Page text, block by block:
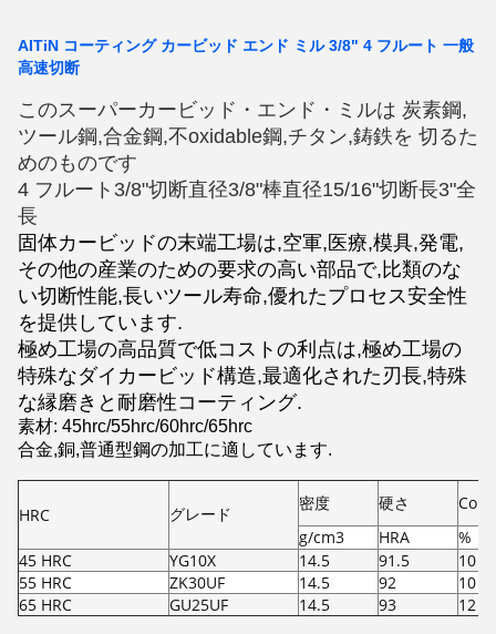
AITiN コーティング カービッド エンド ミル 3/8" 4 フルート 一般
高速切断
このスーパーカービッド・エンド・ミルは 炭素鋼,
ツール鋼,合金鋼,不oxidable鋼,チタン,鋳鉄を 切るた
めのものです
4 フルート3/8"切断直径3/8"棒直径15/16"切断長3"全
長
固体カービッドの末端工場は,空軍,医療,模具,発電,
その他の産業のための要求の高い部品で,比類のな
い切断性能,長いツール寿命,優れたプロセス安全性
を提供しています.
極め工場の高品質で低コストの利点は,極め工場の
特殊なダイカービッド構造,最適化された刃長,特殊
な縁磨きと耐磨性コーティング.
素材: 45hrc/55hrc/60hrc/65hrc
合金,銅,普通型鋼の加工に適しています.
HRC グレード
密度 硬さ
Co
g/cm3
HRA
%
45 HRC
YG10X 14.5 91.5
10
55 HRC
ZK30UF 14.5 92
10
65 HRC
GU25UF 14.5 93 12